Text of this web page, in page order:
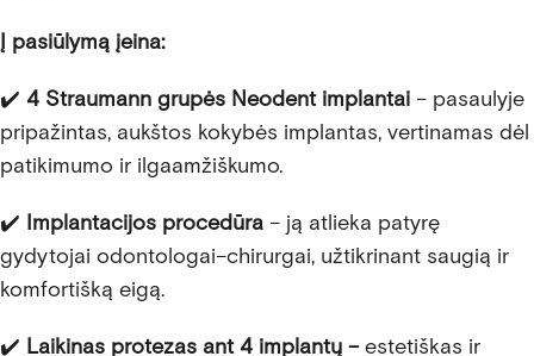
Į pasiūlymą įeina:
✔️ 4 Straumann grupės Neodent implantai – pasaulyje
pripažintas, aukštos kokybės implantas, vertinamas dėl
patikimumo ir ilgaamžiškumo.
✔️ Implantacijos procedūra – ją atlieka patyrę
gydytojai odontologai–chirurgai, užtikrinant saugią ir
komfortišką eigą.
✔️ Laikinas protezas ant 4 implantų –estetiškas ir